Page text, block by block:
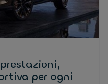
per ogni